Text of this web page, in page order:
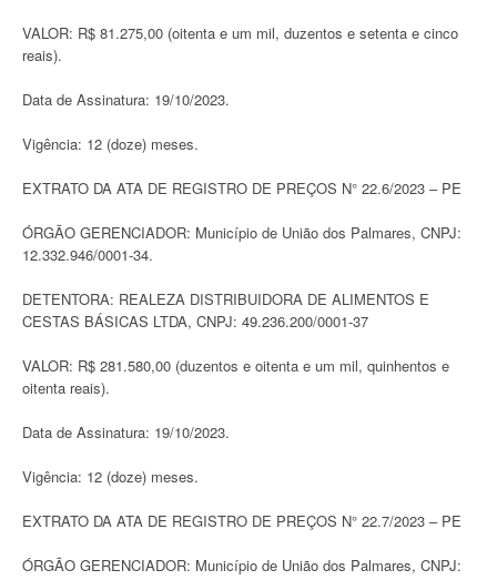
VALOR: R$ 81.275,00 (oitenta e um mil, duzentos e setenta e cinco
reais).
Data de Assinatura: 19/10/2023.
Vigência: 12 (doze) meses.
EXTRATO DA ATA DE REGISTRO DE PREÇOS N° 22.6/2023 – PE
ÓRGÃO GERENCIADOR: Município de União dos Palmares, CNPJ:
12.332.946/0001-34.
DETENTORA: REALEZA DISTRIBUIDORA DE ALIMENTOS E
CESTAS BÁSICAS LTDA, CNPJ: 49.236.200/0001-37
VALOR: R$ 281.580,00 (duzentos e oitenta e um mil, quinhentos e
oitenta reais).
Data de Assinatura: 19/10/2023.
Vigência: 12 (doze) meses.
EXTRATO DA ATA DE REGISTRO DE PREÇOS N° 22.7/2023 – PE
ÓRGÃO GERENCIADOR: Município de União dos Palmares, CNPJ: